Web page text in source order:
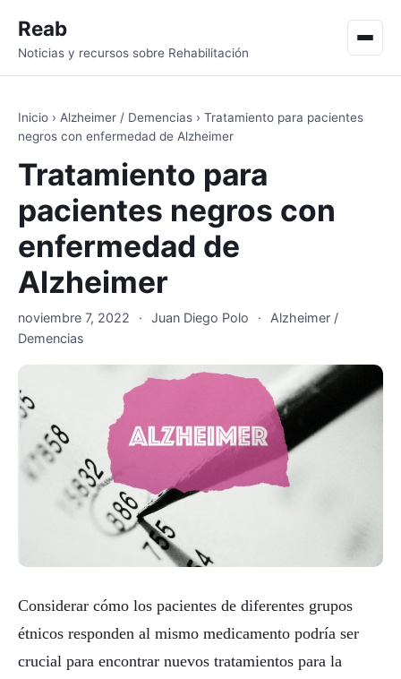
Reab
Noticias y recursos sobre Rehabilitación
Inicio › Alzheimer / Demencias › Tratamiento para pacientes
negros con enfermedad de Alzheimer
Tratamiento para
pacientes negros con
enfermedad de
Alzheimer
noviembre 7, 2022 · Juan Diego Polo ·
Alzheimer /
Demencias
Considerar cómo los pacientes de diferentes grupos
étnicos responden al mismo medicamento podría ser
crucial para encontrar nuevos tratamientos para la